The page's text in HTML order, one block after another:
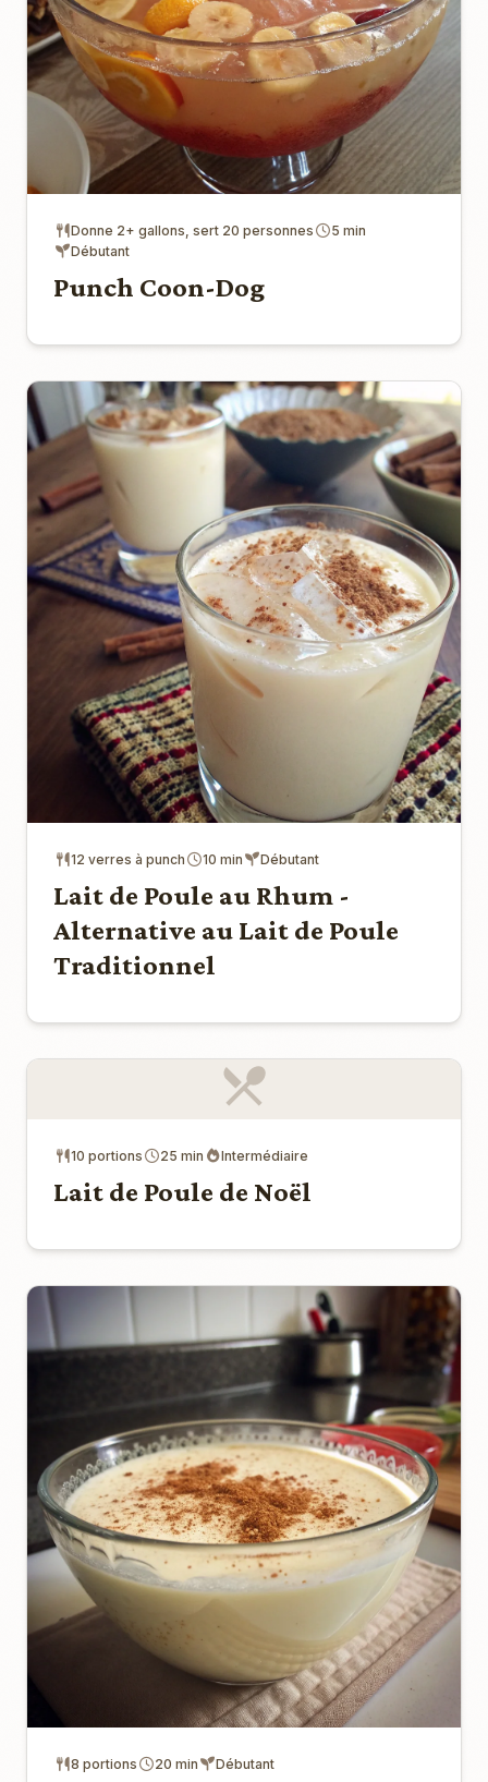
Donne 2+ gallons, sert 20 personnes
5 min
Débutant
Punch Coon-Dog
12 verres à punch 10 min Débutant
Lait de Poule au Rhum -
Alternative au Lait de Poule
Traditionnel
10 portions 25 min Intermédiaire
Lait de Poule de Noël
8 portions 20 min Débutant